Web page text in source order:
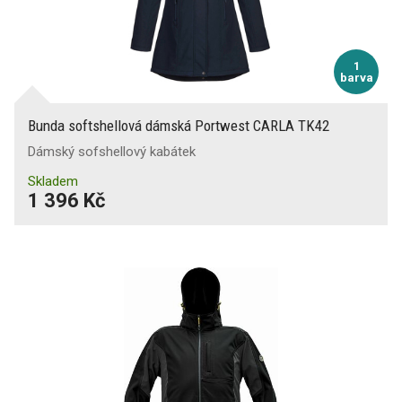
1
barva
Bunda softshellová dámská Portwest CARLA TK42
Dámský sofshellový kabátek
Skladem
1 396 Kč